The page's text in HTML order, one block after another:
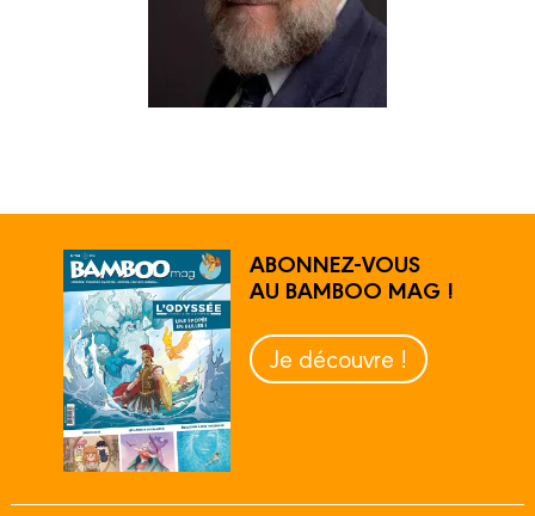
Biographie
Albums
ABONNEZ-VOUS
AU BAMBOO MAG !
Je découvre !